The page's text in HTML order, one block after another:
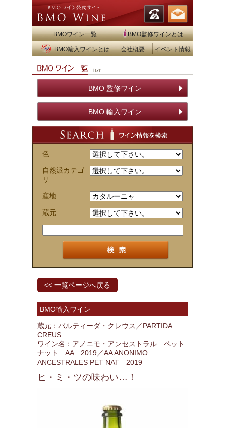
BMOワイン一覧 BMO監修ワインとは
BMO輸入ワインとは 会社概要 イベント情報
BMO 監修ワイン
BMO 輸入ワイン
色
自然派カテゴ
リ
産地
蔵元
<< 一覧ページへ戻る
BMO輸入ワイン
蔵元：パルティーダ・クレウス／PARTIDA
CREUS
ワイン名：アノニモ・アンセストラル ペット
ナット AA 2019／AA ANONIMO
ANCESTRALES PET NAT 2019
ヒ・ミ・ツの味わい…！